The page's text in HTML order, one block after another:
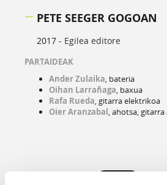
PETE SEEGER GOGOAN
2017 - Egilea editore
PARTAIDEAK
Ander Zulaika, bateria
Oihan Larrañaga, baxua
Rafa Rueda, gitarra elektrikoa
Oier Aranzabal, ahotsa,